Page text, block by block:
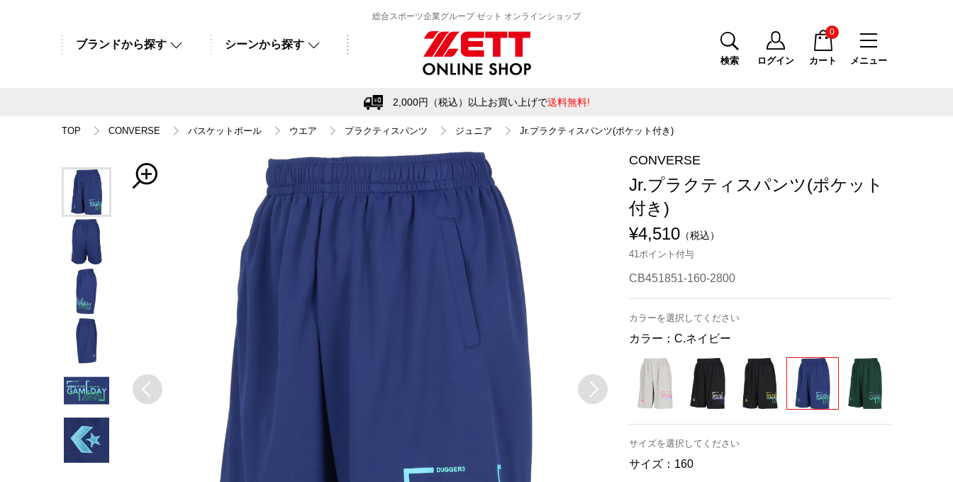
総合スポーツ企業グループ ゼット オンラインショップ
ブランドから探す シーンから探す
メニュー
検索 ログイン カート
0
2,000円（税込）以上お買い上げで送料無料!
TOP CONVERSE バスケットボール ウエア プラクティスパンツ ジュニア Jr.プラクティスパンツ(ポケット付き)
CONVERSE
Jr.プラクティスパンツ(ポケット
付き)
¥4,510 （税込）
41ポイント付与
CB451851-160-2800
カラーを選択してください
カラー： C.ネイビー
サイズを選択してください
サイズ： 160